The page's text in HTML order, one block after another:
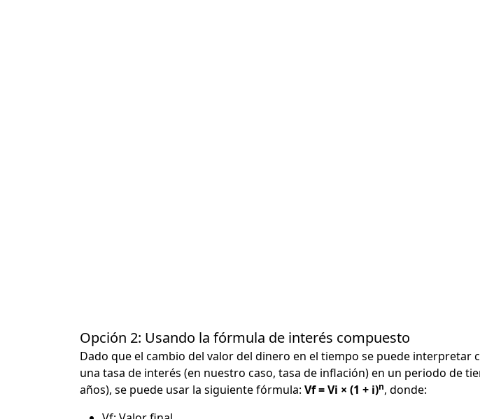
Opción 2: Usando la fórmula de interés compuesto
Dado que el cambio del valor del dinero en el tiempo se puede interpretar
una tasa de interés (en nuestro caso, tasa de inflación) en un periodo de
años), se puede usar la siguiente fórmula: Vf = Vi × (1 + i)n, donde: